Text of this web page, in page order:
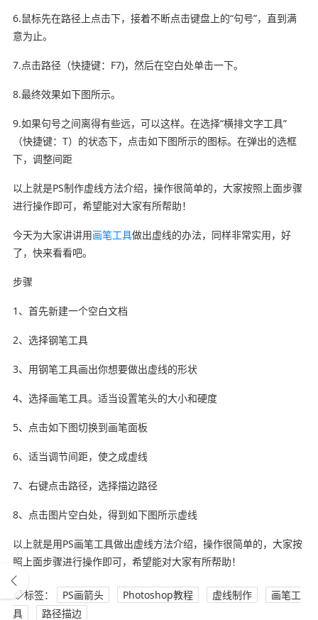
6.鼠标先在路径上点击下，接着不断点击键盘上的“句号”，直到满
意为止。
7.点击路径（快捷键：F7)，然后在空白处单击一下。
8.最终效果如下图所示。
9.如果句号之间离得有些远，可以这样。在选择“横排文字工具”
（快捷键：T）的状态下，点击如下图所示的图标。在弹出的选框
下，调整间距
以上就是PS制作虚线方法介绍，操作很简单的，大家按照上面步骤
进行操作即可，希望能对大家有所帮助！
今天为大家讲讲用画笔工具做出虚线的办法，同样非常实用，好
了，快来看看吧。
步骤
1、首先新建一个空白文档
2、选择钢笔工具
3、用钢笔工具画出你想要做出虚线的形状
4、选择画笔工具。适当设置笔头的大小和硬度
5、点击如下图切换到画笔面板
6、适当调节间距，使之成虚线
7、右键点击路径，选择描边路径
8、点击图片空白处，得到如下图所示虚线
以上就是用PS画笔工具做出虚线方法介绍，操作很简单的，大家按
照上面步骤进行操作即可，希望能对大家有所帮助！
标签： PS画箭头 Photoshop教程 虚线制作
画笔工
具
路径描边